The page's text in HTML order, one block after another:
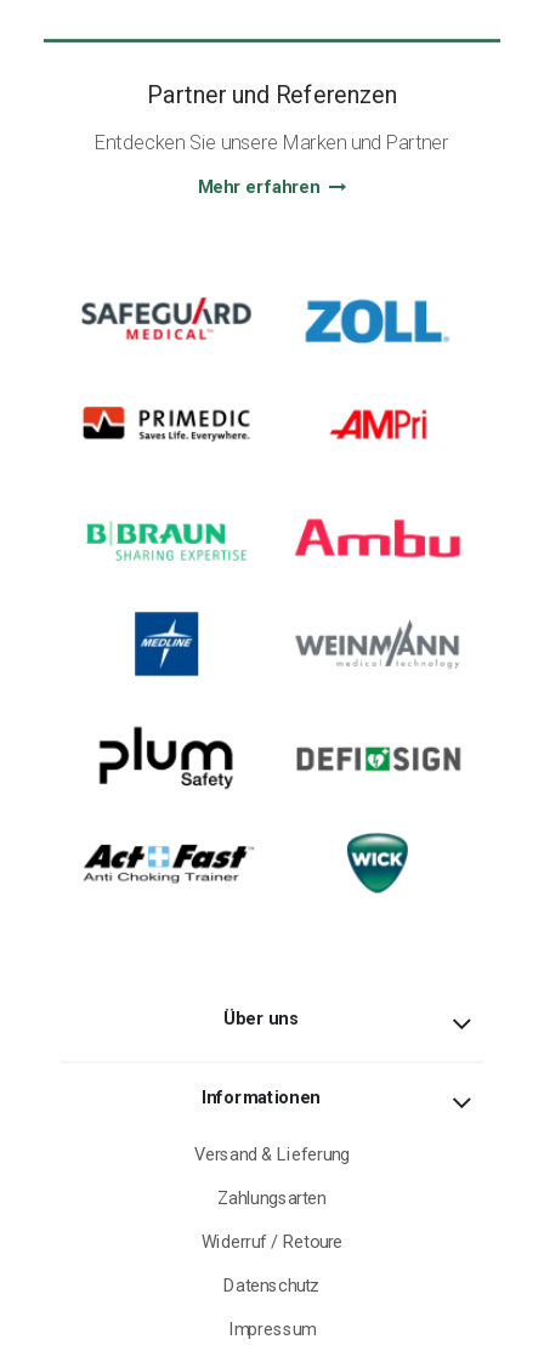
Partner und Referenzen
Entdecken Sie unsere Marken und Partner
Mehr erfahren
Über uns
Informationen
Versand & Lieferung
Zahlungsarten
Widerruf / Retoure
Datenschutz
Impressum